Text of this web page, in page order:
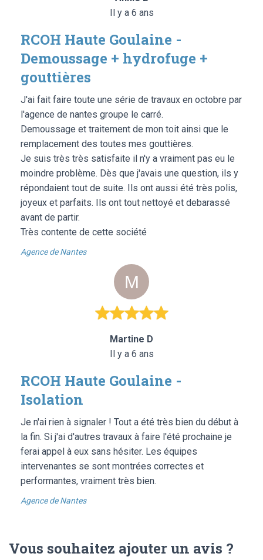
Il y a 6 ans
RCOH Haute Goulaine -
Demoussage + hydrofuge +
gouttières
J'ai fait faire toute une série de travaux en octobre par
l'agence de nantes groupe le carré.
Demoussage et traitement de mon toit ainsi que le
remplacement des toutes mes gouttières.
Je suis très très satisfaite il n'y a vraiment pas eu le
moindre problème. Dès que j'avais une question, ils y
répondaient tout de suite. Ils ont aussi été très polis,
joyeux et parfaits. Ils ont tout nettoyé et debarassé
avant de partir.
Très contente de cette société
Agence de Nantes
Martine D
Il y a 6 ans
RCOH Haute Goulaine -
Isolation
Je n'ai rien à signaler ! Tout a été très bien du début à
la fin. Si j'ai d'autres travaux à faire l'été prochaine je
ferai appel à eux sans hésiter. Les équipes
intervenantes se sont montrées correctes et
performantes, vraiment très bien.
Agence de Nantes
Vous souhaitez ajouter un avis ?